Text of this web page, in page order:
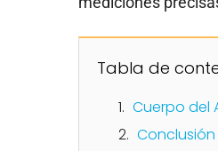
Tabla de
Cuerpo del
Conclusión